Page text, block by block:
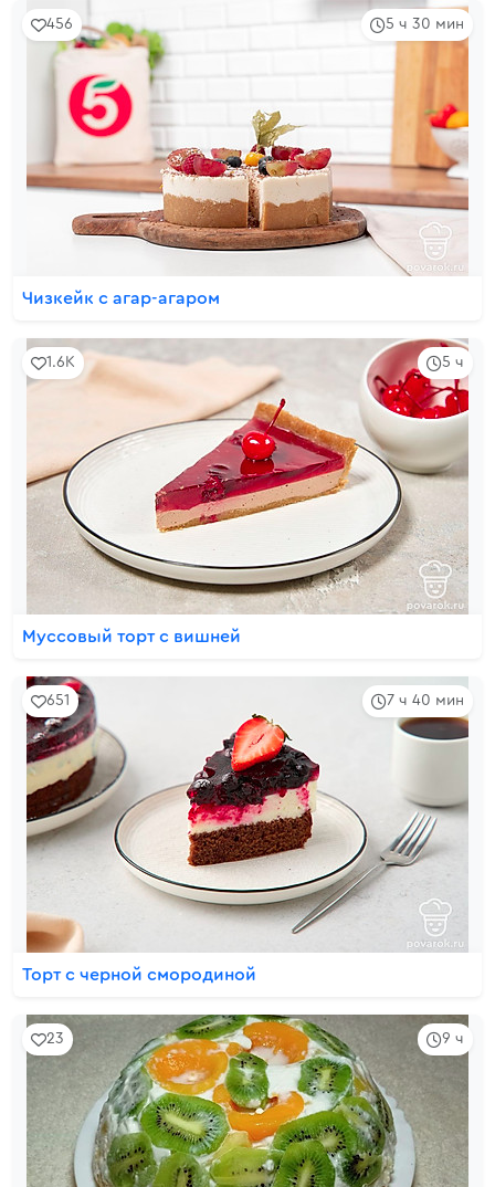
5 ч 30 мин
456
Чизкейк с агар-агаром
5 ч
1.6K
Муссовый торт с вишней
7 ч 40 мин
651
Торт с черной смородиной
9 ч
23